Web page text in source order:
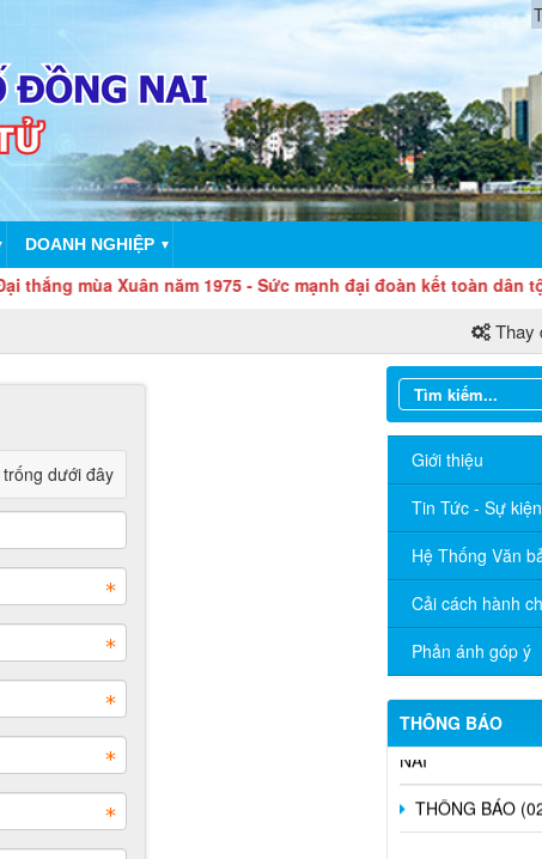
DOANH NGHIỆP ▼
mùa Xuân năm 1975 - Sức mạnh đại đoàn kết toàn dân tộc,
Thay
dưới đây
Giới thiệu
Tin Tức - Sự kiện
Hệ Thống Văn
Cải cách hành
Phản ánh góp ý
THÔNG BÁO
Sở Ngoại vụ
hợp đồng thực
năm 2026
TÍCH CỰC
TRỰC TUYẾN
NĂM 2026
CÔNG BỐ
HÀNH CHÍNH
QUYỀN THUỘC
NGÀNH NGOẠI
THÔNG BÁO